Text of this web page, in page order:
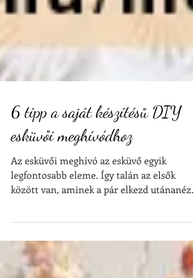
6 tipp a saját készítésű DIY
esküvői meghívódhoz
Az esküvői meghívó az esküvő egyik
legfontosabb eleme. Így talán az elsők
Az esküvői meghívók...